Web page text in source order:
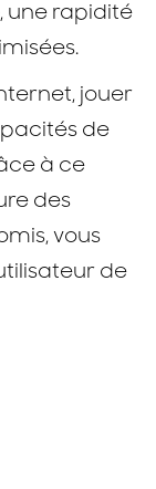
une rapidité
jouer
de
à ce
des
vous
de